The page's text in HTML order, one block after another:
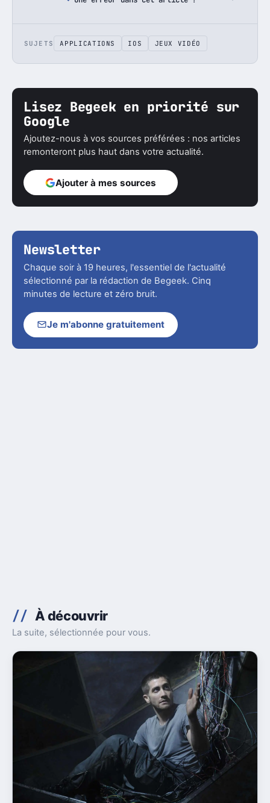
SUJETS APPLICATIONS IOS JEUX VIDÉO
Lisez Begeek en priorité sur
Google
Ajoutez-nous à vos sources préférées : nos articles
remonteront plus haut dans votre actualité.
Ajouter à mes sources
Newsletter
Chaque soir à 19 heures, l'essentiel de l'actualité
sélectionné par la rédaction de Begeek. Cinq
minutes de lecture et zéro bruit.
Je m'abonne gratuitement
À découvrir
La suite, sélectionnée pour vous.